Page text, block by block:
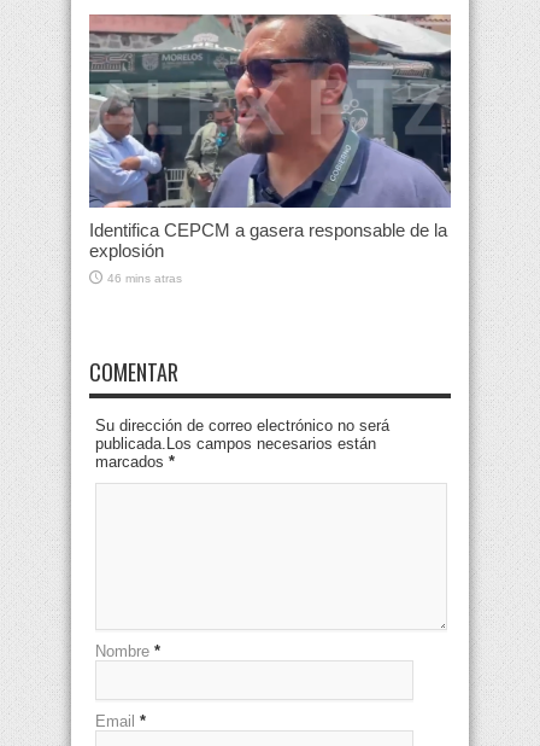
Identifica CEPCM a gasera responsable de la
explosión
46 mins atras
COMENTAR
Su dirección de correo electrónico no será
publicada.Los campos necesarios están
marcados *
Nombre *
Email *